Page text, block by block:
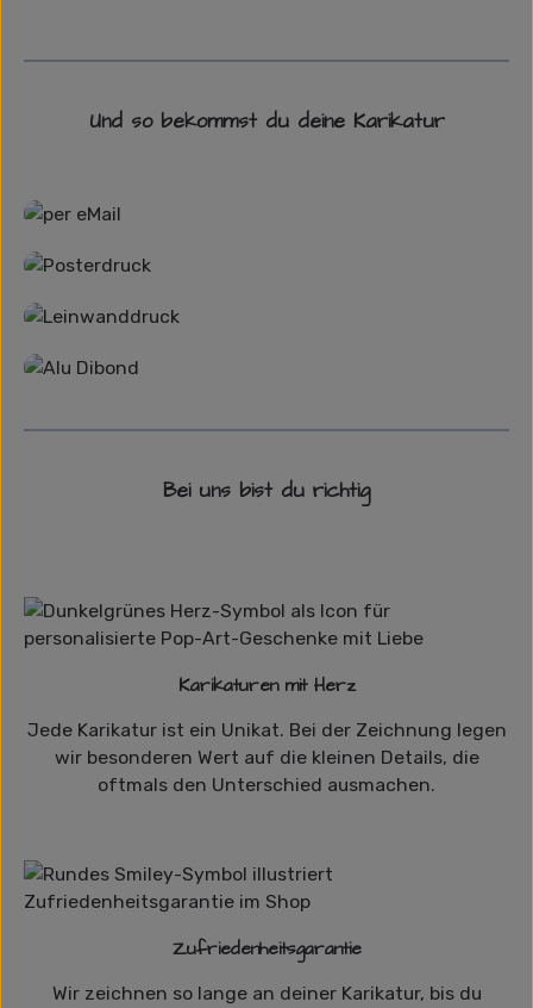
Und so bekommst du deine Karikatur
Bei uns bist du richtig
Karikaturen mit Herz
Jede Karikatur ist ein Unikat. Bei der Zeichnung legen
wir besonderen Wert auf die kleinen Details, die
oftmals den Unterschied ausmachen.
Zufriedenheitsgarantie
Wir zeichnen so lange an deiner Karikatur, bis du